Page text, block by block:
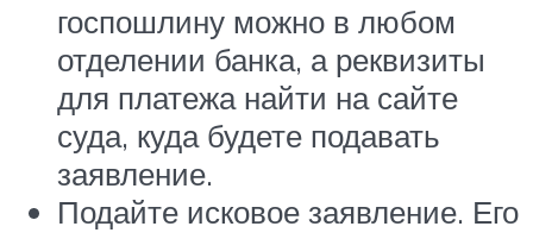
госпошлину можно в любом
отделении банка, а реквизиты
для платежа найти на сайте
суда, куда будете подавать
заявление.
Подайте исковое заявление. Его